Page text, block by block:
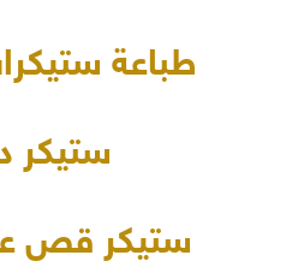
طباعة
ستيكر
ستيكر قص